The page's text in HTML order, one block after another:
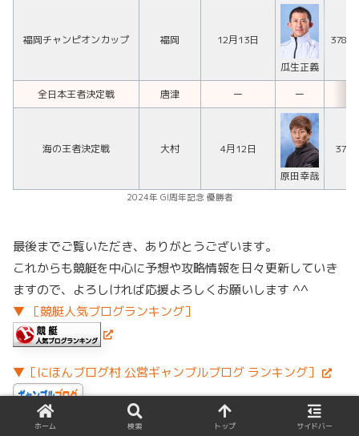
福岡チャンピオンカップ 福岡 12月13日
瓜生正義
全日本王者決定戦 唐津 ー ー
海の王者決定戦 大村 4月12日
原田幸哉
2024年 GI周年記念 優勝者
最後までご覧いただき、ありがとうございます。
これからも競艇を中心に予想や攻略情報を日々更新していき
ますので、よろしければ応援よろしくお願いします ^^
▼ ［競艇人気ブログランキング］
▼［にほんブログ村 公営ギャンブルブログ ランキング］
ホーム 検索 トップ サイドバー